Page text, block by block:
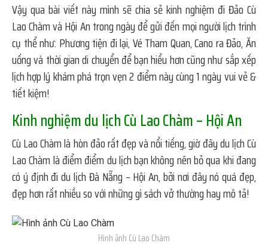
Vậy qua bài viết này mình sẽ chia sẻ kinh nghiệm đi Đảo Cù
Lao Chàm và Hội An trong ngày để gửi đến mọi người lịch trình
cụ thể như: Phương tiện đi lại, Vé Tham Quan, Cano ra Đảo, Ăn
uống và thời gian di chuyển để bạn hiểu hơn cũng như sắp xếp
lịch hợp lý khám phá trọn vẹn 2 điểm này cùng 1 ngày vui vẻ &
tiết kiệm!
Kinh nghiệm du lịch Cù Lao Chàm – Hội An
Cù Lao Chàm là hòn đảo rất đẹp và nổi tiếng, giờ đây du lịch Cù
Lao Chàm là điểm điểm du lịch bạn không nên bỏ qua khi đang
có ý định đi du lịch Đà Nẵng – Hội An, bởi nơi đây nó quá đẹp,
đẹp hơn rất nhiều so với những gì sách vở thường hay mô tả!
Hình ảnh Cù Lao Chàm